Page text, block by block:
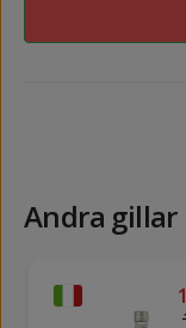
Andra gillar